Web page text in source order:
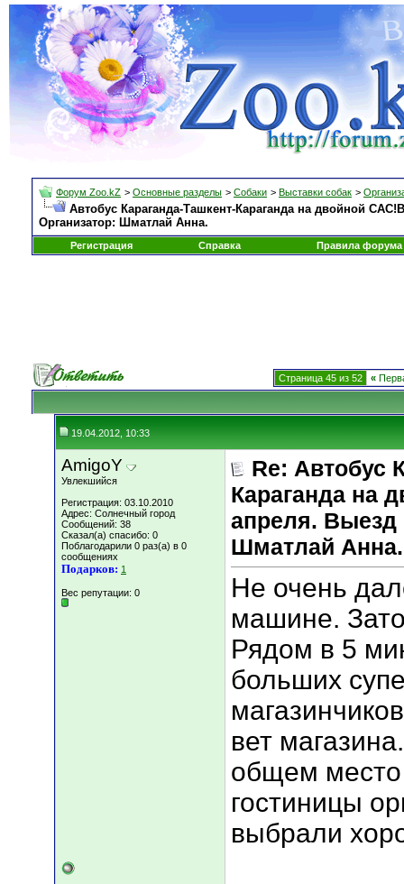
Форум Zoo.kZ > Основные разделы > Собаки > Выставки собак >
Автобус Караганда-Ташкент-Караганда на двойной
Организатор: Шматлай Анна.
Регистрация Справка Правила форума
Страница 45 из 52 «
19.04.2012, 10:33
AmigoY
Увлекшийся
Регистрация: 03.10.2010
Адрес: Солнечный город
Сообщений: 38
Сказал(а) спасибо: 0
Поблагодарили 0 раз(а) в 0
сообщениях
Подарков: 1
Вес репутации: 0
Re: Автобус
Караганда на
апреля. Выезд
Шматлай Анна.
Не очень
машине.
Рядом в 5
больших
вет
общем
гостиницы
выбрали